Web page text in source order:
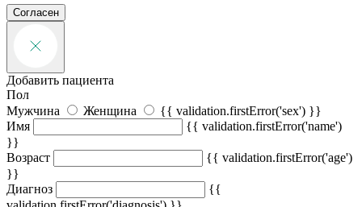
Согласен
Добавить пациента
Пол
Мужчина
Женщина
{{ validation.firstError('sex') }}
Имя
{{ validation.firstError('name')
}}
Возраст
{{ validation.firstError('age')
}}
Диагноз
{{